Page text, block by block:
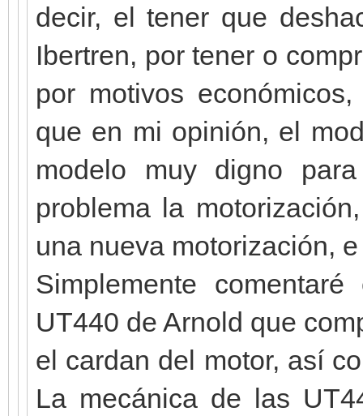
decir, el tener que
Ibertren, por tener o
por motivos
que en mi opinión, el
modelo muy digno
problema la
una nueva motorización,
Simplemente
UT440 de Arnold que
el cardan del motor, así
La mecánica de las